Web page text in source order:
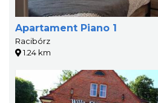
Apartament Piano 1
Racibórz
1.24 km